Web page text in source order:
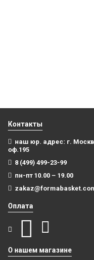
Контакты
наш юр. адрес: г.
оф.195
8 (499) 499-23-99
пн-пт 10.00 – 19.00
Оплата
О нашем магазине